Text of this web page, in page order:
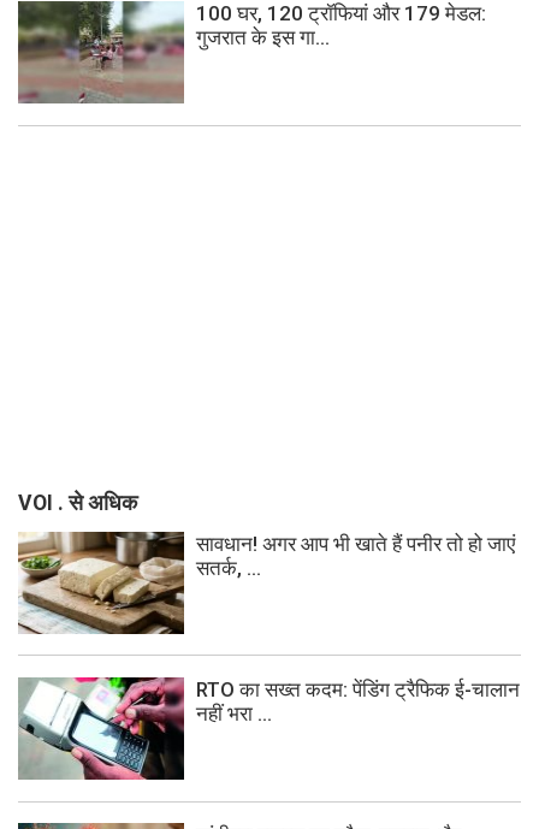
100 घर, 120 ट्रॉफियां और 179 मेडल:
गुजरात के इस गा...
VOI . से अधिक
सावधान! अगर आप भी खाते हैं पनीर तो हो जाएं
सतर्क, ...
RTO का सख्त कदम: पेंडिंग ट्रैफिक ई-चालान
नहीं भरा ...